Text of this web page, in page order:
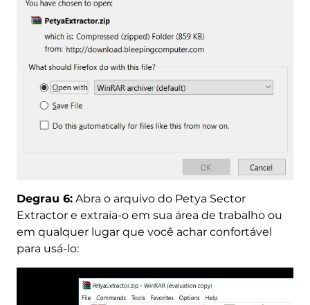
Degrau 6:Abra o arquivo do Petya Sector
Extractor e extraia-o em sua área de trabalho ou
em qualquer lugar que você achar confortável
para usá-lo: